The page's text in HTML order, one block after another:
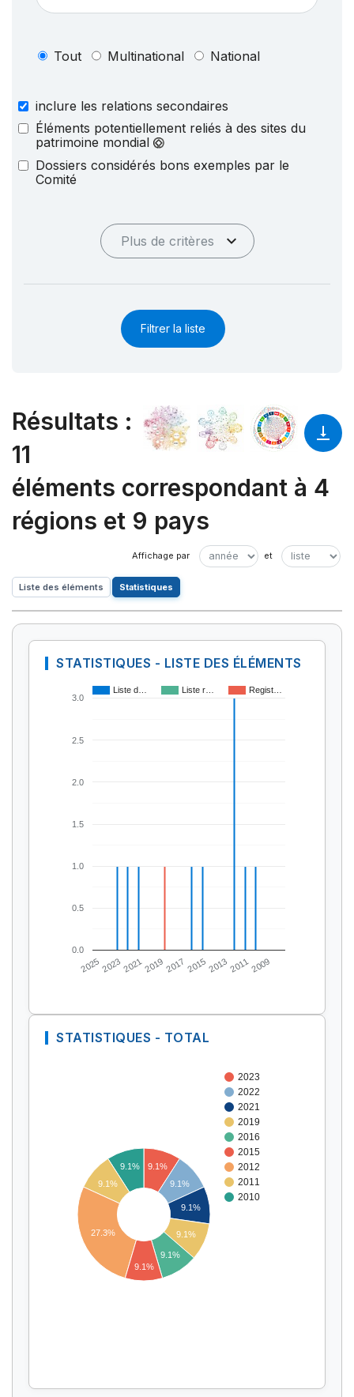
Tout Multinational National
inclure les relations secondaires
Éléments potentiellement reliés à des sites du
patrimoine mondial
Dossiers considérés bons exemples par le
Comité
Plus de critères
Filtrer la liste
Résultats :
11
éléments correspondant à 4
régions et 9 pays
Liste des éléments Statistiques
Affichage par
STATISTIQUES - LISTE DES ÉLÉMENTS
Liste d… Liste r… Regist…
20252023202120192017 2015201320112009
0.0
0.5
1.0
1.5
2.0
2.5
3.0
STATISTIQUES - TOTAL
2023
2022
2021
2019
2016
2015
2012
2011
2010
9.1%
9.1%
9.1%
9.1%
9.1%
9.1%
9.1%
27.3%
9.1%